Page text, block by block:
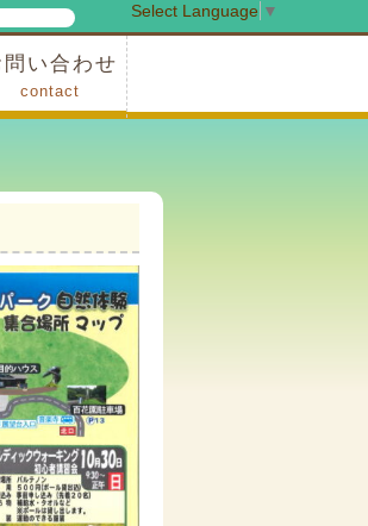
検
索
問い合わせ
contact
Select Language ▼